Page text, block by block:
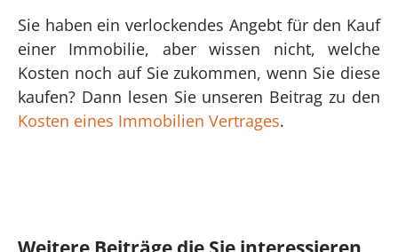
Sie haben ein verlockendes Angebt für den Kauf
einer Immobilie, aber wissen nicht, welche
Kosten noch auf Sie zukommen, wenn Sie diese
kaufen? Dann lesen Sie unseren Beitrag zu den
Kosten eines Immobilien Vertrages.